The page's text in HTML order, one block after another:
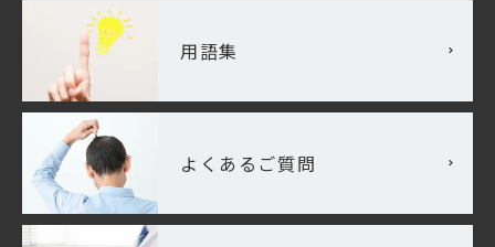
用語集
よくあるご質問